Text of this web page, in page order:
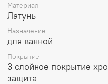
удобное и элегантное
придавая интерьеру
Основные характеристики:
Качество
Raiber Premium,
высококачественной
долговечность и
Материал
Латунь
Назначение
для ванной
Покрытие
3 слойное покрытие
защита